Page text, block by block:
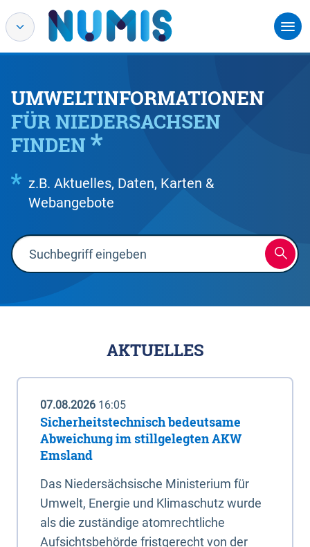
UMWELTINFORMATIONEN
FÜR NIEDERSACHSEN
FINDEN
z.B. Aktuelles, Daten, Karten &
Webangebote
AKTUELLES
07.08.2026 16:05
Sicherheitstechnisch bedeutsame
Abweichung im stillgelegten AKW
Emsland
Das Niedersächsische Ministerium für
Umwelt, Energie und Klimaschutz wurde
als die zuständige atomrechtliche
Aufsichtsbehörde fristgerecht von der